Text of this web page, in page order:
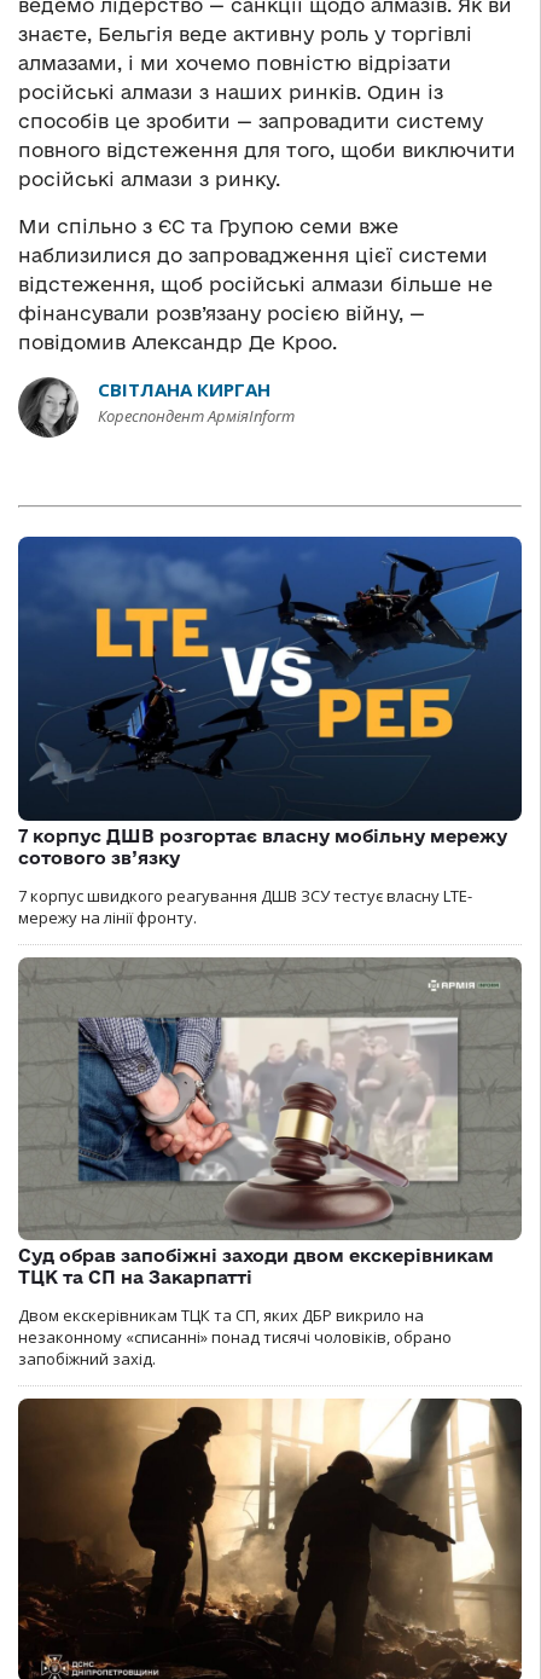
ведемо лідерство — санкції щодо алмазів. Як ви
знаєте, Бельгія веде активну роль у торгівлі
алмазами, і ми хочемо повністю відрізати
російські алмази з наших ринків. Один із
способів це зробити — запровадити систему
повного відстеження для того, щоби виключити
російські алмази з ринку.
Ми спільно з ЄС та Групою семи вже
наблизилися до запровадження цієї системи
відстеження, щоб російські алмази більше не
фінансували розв’язану росією війну, —
повідомив Александр Де Кроо.
СВІТЛАНА КИРГАН
Кореспондент АрміяInform
7 корпус ДШВ розгортає власну мобільну мережу
сотового зв’язку
7 корпус швидкого реагування ДШВ ЗСУ тестує власну LTE-
мережу на лінії фронту.
Суд обрав запобіжні заходи двом екскерівникам
ТЦК та СП на Закарпатті
Двом екскерівникам ТЦК та СП, яких ДБР викрило на
незаконному «списанні» понад тисячі чоловіків, обрано
запобіжний захід.